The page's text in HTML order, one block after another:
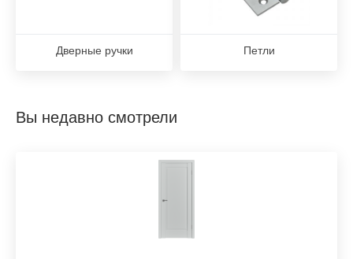
Дверные ручки Петли
Вы недавно смотрели